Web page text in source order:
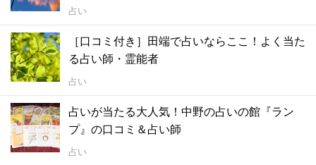
占い
［口コミ付き］田端で占いならここ！よく当た
る占い師・霊能者
占い
占いが当たる大人気！中野の占いの館『ラン
プ』の口コミ＆占い師
占い